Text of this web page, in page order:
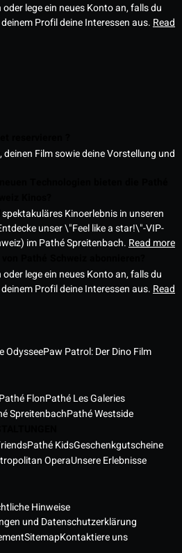
lege ein neues Konto an, falls du
Profil deine Interessen aus. Read
Film sowie deine Vorstellung und
Kinoerlebnis in unseren
unser \"Feel like a star!\"-VIP-
im Pathé Spreitenbach. Read more
lege ein neues Konto an, falls du
Profil deine Interessen aus. Read
OdysseePaw Patrol: Der Dino Film
Pathé FlonPathé Les Galeries
SpreitenbachPathé Westside
Pathé KidsGeschenkgutscheine
OperaUnsere Erlebnisse
Hinweise
und Datenschutzerklärung
SitemapKontaktiere uns